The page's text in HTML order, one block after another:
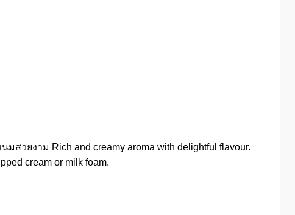
วยงาม Rich and creamy aroma with delightful flavour.
cream or milk foam.